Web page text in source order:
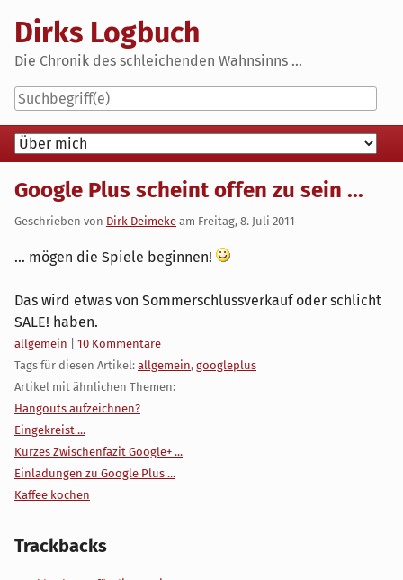
content
Dirks Logbuch
Die Chronik des schleichenden Wahnsinns ...
Navigation
Google Plus scheint offen zu sein ...
Geschrieben von Dirk Deimeke am Freitag, 8. Juli 2011
... mögen die Spiele beginnen!
Das wird etwas von Sommerschlussverkauf oder schlicht
SALE! haben.
Kategorien:
allgemein
10 Kommentare
Tags für diesen Artikel: allgemein, googleplus
Artikel mit ähnlichen Themen:
Hangouts aufzeichnen?
Eingekreist ...
Kurzes Zwischenfazit Google+ ...
Einladungen zu Google Plus ...
Kaffee kochen
Trackbacks